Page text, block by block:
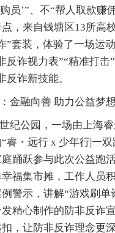
员’”、不“帮人取款赚
，来自钱塘区13所高
”套装，体验了一场运
反诈视力表”“精准打
反诈新技能。
金融向善 助力公益梦想
纪公园，一场由上海
睿・远行 x 少年行|一
踊跃参与此次公益跑
福集市摊，工作人员
警示，讲解“游戏刷
精心制作的防非反诈
，让防非反诈理念更深